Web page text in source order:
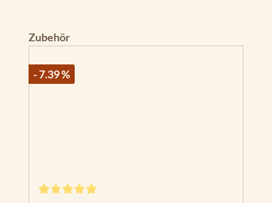
Produktgalerie überspringen
Zubehör
- 7.39 %